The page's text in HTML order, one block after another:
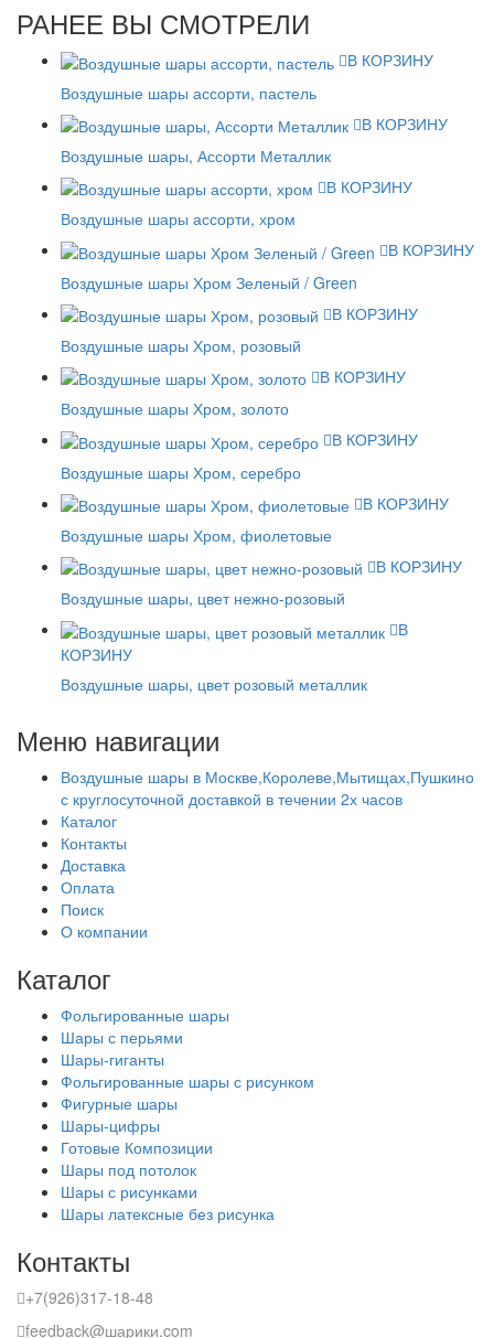
РАНЕЕ ВЫ СМОТРЕЛИ
В КОРЗИНУ
Воздушные шары ассорти, пастель
В КОРЗИНУ
Воздушные шары, Ассорти Металлик
В КОРЗИНУ
Воздушные шары ассорти, хром
В КОРЗИНУ
Воздушные шары Хром Зеленый / Green
В КОРЗИНУ
Воздушные шары Хром, розовый
В КОРЗИНУ
Воздушные шары Хром, золото
В КОРЗИНУ
Воздушные шары Хром, серебро
В КОРЗИНУ
Воздушные шары Хром, фиолетовые
В КОРЗИНУ
Воздушные шары, цвет нежно-розовый
В
КОРЗИНУ
Воздушные шары, цвет розовый металлик
Меню навигации
Воздушные шары в Москве,Королеве,Мытищах,Пушкино
с круглосуточной доставкой в течении 2х часов
Каталог
Контакты
Доставка
Оплата
Поиск
О компании
Каталог
Фольгированные шары
Шары с перьями
Шары-гиганты
Фольгированные шары с рисунком
Фигурные шары
Шары-цифры
Готовые Композиции
Шары под потолок
Шары с рисунками
Шары латексные без рисунка
Контакты
+7(926)317-18-48
feedback@шарики.com